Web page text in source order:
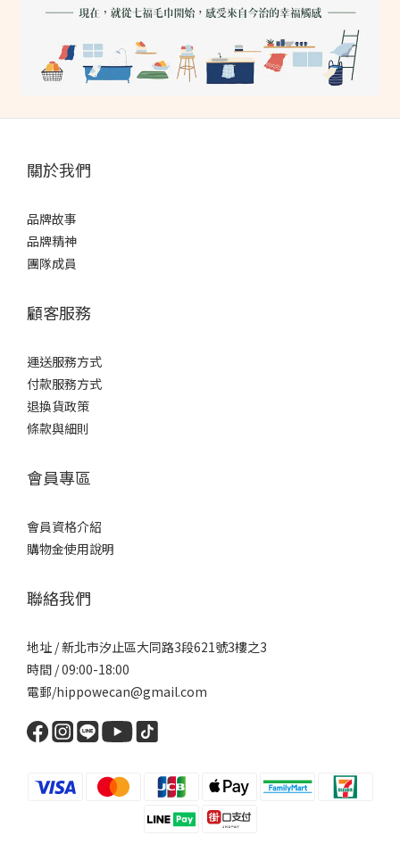
關於我們
品牌故事
品牌精神
團隊成員
顧客服務
運送服務方式
付款服務方式
退換貨政策
條款與細則
會員專區
會員資格介紹
購物金使用說明
聯絡我們
地址 / 新北市汐止區大同路3段621號3樓之3
時間 / 09:00-18:00
電郵/hippowecan@gmail.com